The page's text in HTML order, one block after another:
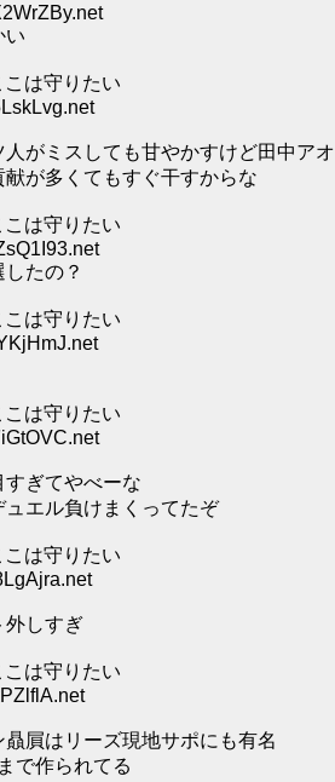
い
は守りたい
がミスしても甘やかすけど田中アオ
が多くてもすぐ干すからな
は守りたい
たの？
は守りたい
は守りたい
ぎてやべーな
エル負けまくってたぞ
は守りたい
外しすぎ
は守りたい
屓はリーズ現地サポにも有名
で作られてる